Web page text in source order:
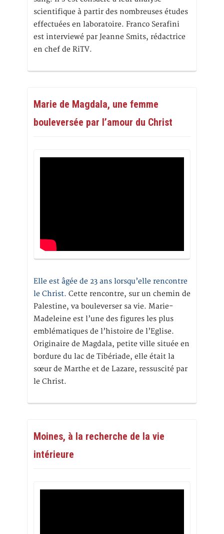
scientifique à partir des nombreuses études
effectuées en laboratoire. Franco Serafini
est interviewé par Jeanne Smits, rédactrice
en chef de RiTV.
Marie de Magdala, une femme
bouleversée par l’amour du Christ
Elle est âgée de 23 ans lorsqu’elle rencontre
le Christ. Cette rencontre, sur un chemin de
Palestine, va bouleverser sa vie. Marie-
Madeleine est l’une des figures les plus
emblématiques de l’histoire de l’Eglise.
Originaire de Magdala, petite ville située en
bordure du lac de Tibériade, elle était la
sœur de Marthe et de Lazare, ressuscité par
le Christ.
Moines, à la recherche de la vie
intérieure